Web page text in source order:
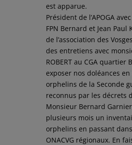
est apparue.
Président de l’APOGA
FPN Bernard et Jean Paul
de l’association des
des entretiens avec
ROBERT au CGA quartier
exposer nos doléances
orphelins de la Seconde
reconnus par les décrets
Monsieur Bernard
plusieurs mois un
orphelins en passant
ONACVG régionaux. En